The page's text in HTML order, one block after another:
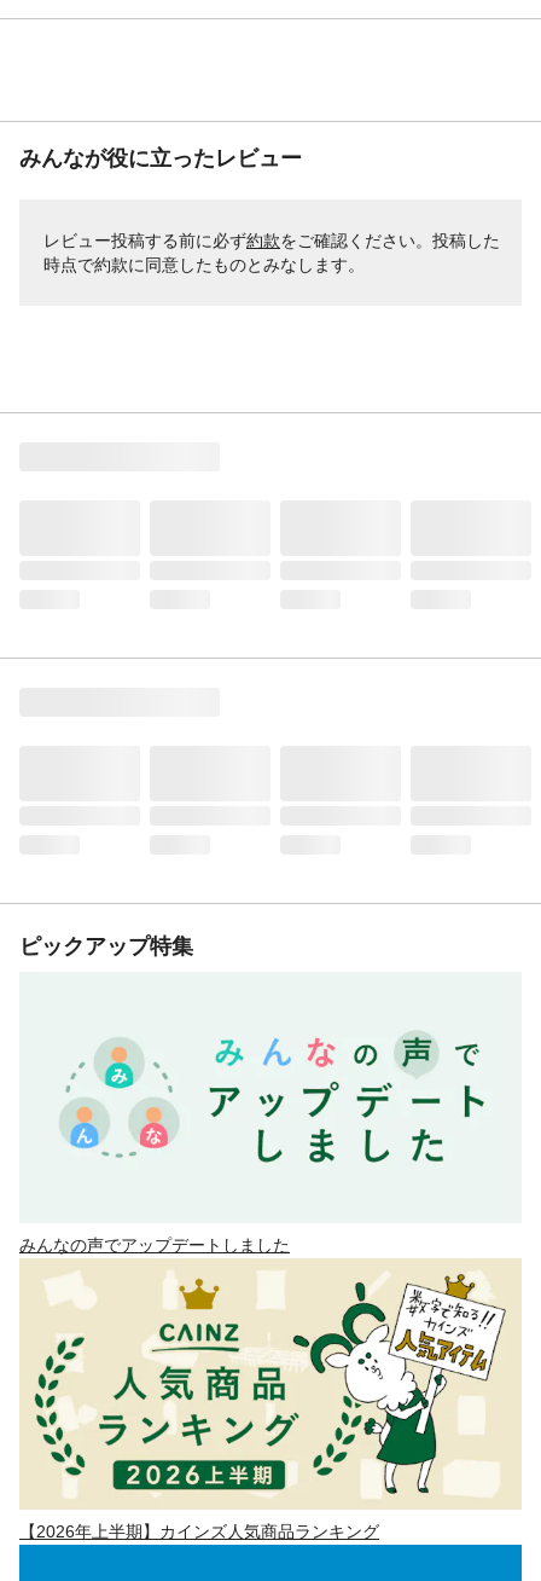
みんなが役に立ったレビュー
レビュー投稿する前に必ず約款をご確認ください。投稿した
時点で約款に同意したものとみなします。
ピックアップ特集
みんなの声でアップデートしました
【2026年上半期】カインズ人気商品ランキング